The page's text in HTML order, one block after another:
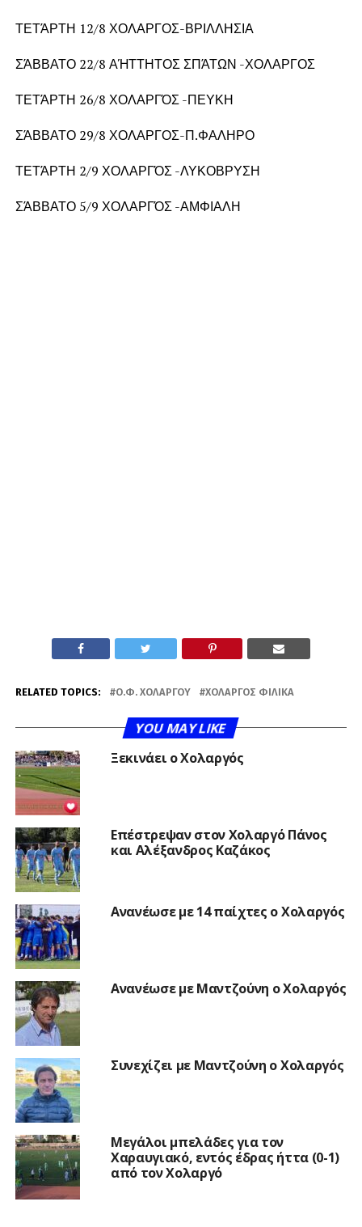
ΤΕΤΆΡΤΗ 12/8 ΧΟΛΑΡΓΟΣ-ΒΡΙΛΛΗΣΙΑ
ΣΆΒΒΑΤΟ 22/8 ΑΉΤΤΗΤΟΣ ΣΠΆΤΩΝ -ΧΟΛΑΡΓΟΣ
ΤΕΤΆΡΤΗ 26/8 ΧΟΛΑΡΓΌΣ -ΠΕΥΚΗ
ΣΆΒΒΑΤΟ 29/8 ΧΟΛΑΡΓΟΣ-Π.ΦΑΛΗΡΟ
ΤΕΤΆΡΤΗ 2/9 ΧΟΛΑΡΓΌΣ -ΛΥΚΟΒΡΥΣΗ
ΣΆΒΒΑΤΟ 5/9 ΧΟΛΑΡΓΌΣ -ΑΜΦΙΑΛΗ
RELATED TOPICS: Ο.Φ. ΧΟΛΑΡΓΟΎ ΧΟΛΑΡΓΌΣ ΦΙΛΙΚΆ
YOU MAY LIKE
Ξεκινάει ο Χολαργός
Επέστρεψαν στον Χολαργό Πάνος
και Αλέξανδρος Καζάκος
Ανανέωσε με 14 παίχτες ο Χολαργός
Ανανέωσε με Μαντζούνη ο Χολαργός
Συνεχίζει με Μαντζούνη ο Χολαργός
Μεγάλοι μπελάδες για τον
Χαραυγιακό, εντός έδρας ήττα (0-1)
από τον Χολαργό